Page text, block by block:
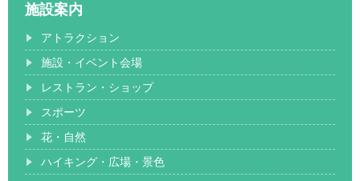
施設案内
アトラクション
施設・イベント会場
レストラン・ショップ
スポーツ
花・自然
ハイキング・広場・景色